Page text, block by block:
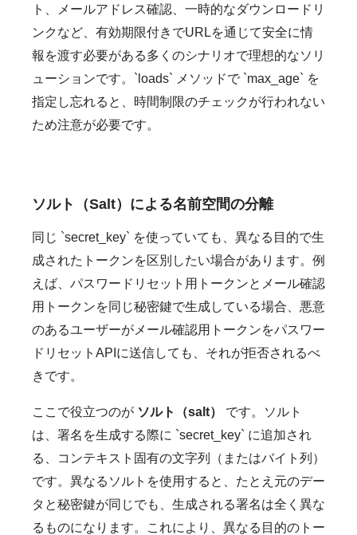
ト、メールアドレス確認、一時的なダウンロードリ
ンクなど、有効期限付きでURLを通じて安全に情
報を渡す必要がある多くのシナリオで理想的なソリ
ューションです。`loads` メソッドで `max_age` を
指定し忘れると、時間制限のチェックが行われない
ため注意が必要です。
ソルト（Salt）による名前空間の分離
同じ `secret_key` を使っていても、異なる目的で生
成されたトークンを区別したい場合があります。例
えば、パスワードリセット用トークンとメール確認
用トークンを同じ秘密鍵で生成している場合、悪意
のあるユーザーがメール確認用トークンをパスワー
ドリセットAPIに送信しても、それが拒否されるべ
きです。
ここで役立つのが ソルト（salt）
です。ソルト
は、署名を生成する際に `secret_key` に追加され
る、コンテキスト固有の文字列（またはバイト列）
です。異なるソルトを使用すると、たとえ元のデー
タと秘密鍵が同じでも、生成される署名は全く異な
るものになります。これにより、異なる目的のトー